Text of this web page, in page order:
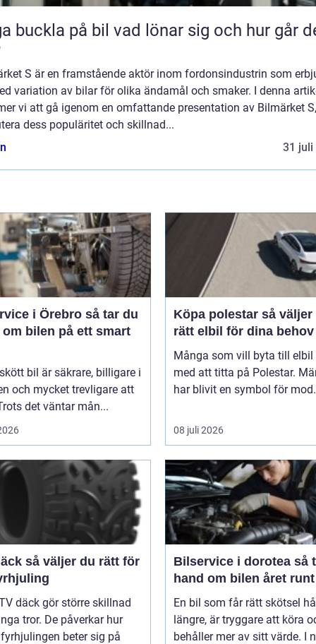
på bil vad lönar sig och hur går det
S är en framstående aktör inom fordonsindustrin som
variation av bilar för olika ändamål och smaker. I denna
vi att gå igenom en omfattande presentation av Bilmärket S,
dess populäritet och skillnad...
31 juli
i Örebro så tar du
om bilen på ett smart
bil är säkrare, billigare i
och mycket trevligare att
det väntar mån...
Köpa polestar så väljer du
rätt elbil för dina behov
Många som vill byta till elbil
med att titta på Polestar.
har blivit en symbol för
08 juli 2026
du rätt för
däck gör större skillnad
tror. De påverkar hur
beter sig på
Bilservice i dorotea så tar du
hand om bilen året runt
En bil som får rätt skötsel
längre, är tryggare att köra
behåller mer av sitt värde. I